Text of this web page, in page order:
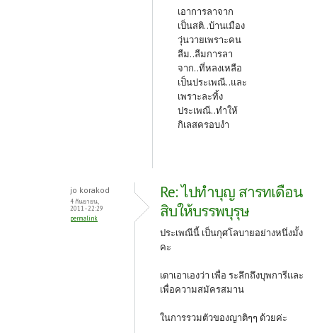
เอาการลาจาก
เป็นสติ..บ้านเมือง
วุ่นวายเพราะคน
ลืม..ลืมการลา
จาก..ที่หลงเหลือ
เป็นประเพณี..และ
เพราะละทิ้ง
ประเพณี..ทำให้
กิเลสครอบงำ
jo korakod
4 กันยายน,
2011 - 22:29
permalink
Re: ไปทำบุญ สารทเดือน
สิบให้บรรพบุรุษ
ประเพณีนี้ เป็นกุศโลบายอย่างหนึ่งมั้ง
คะ
เดาเอาเองว่า เพื่อ ระลึกถึงบุพการีและ
เพื่อความสมัครสมาน
ในการรวมตัวของญาติๆๆ ด้วยค่ะ